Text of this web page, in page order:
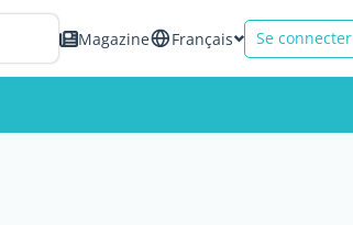
Magazine Français Se connecter